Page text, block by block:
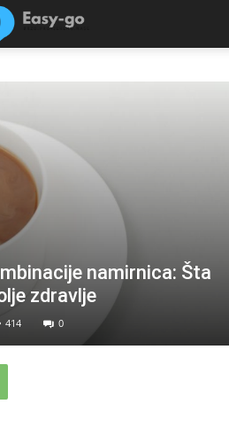
namirnica: Šta
zdravlje
414 0